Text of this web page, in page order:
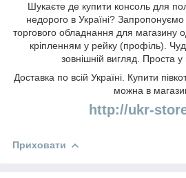
Шукаєте де купити консоль для
недорого в Україні?
торгового обладнання для магазину
кріпленням у рейку (профіль).
зовнішній вигляд. Проста у
Доставка по всій Україні. Купити
можна в
http://ukr-
Приховати